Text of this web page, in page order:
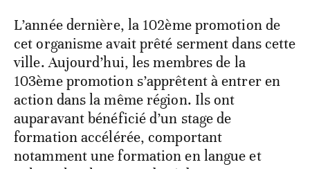
L’année dernière, la 102ème promotion de
cet organisme avait prêté serment dans cette
ville. Aujourd’hui, les membres de la
103ème promotion s’apprêtent à entrer en
action dans la même région. Ils ont
auparavant bénéficié d’un stage de
formation accélérée, comportant
notamment une formation en langue et